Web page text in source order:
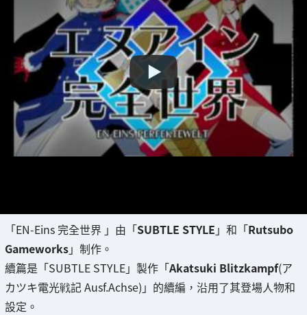
「EN-Eins 完全世界 」由「SUBTLE STYLE 」和「Rutsubo
Gameworks」制作。
續篇是「SUBTLE STYLE」製作「Akatsuki Blitzkampf(ア
カツキ電光戦記 Ausf.Achse)」的續編，沿用了其登場人物和
設定。